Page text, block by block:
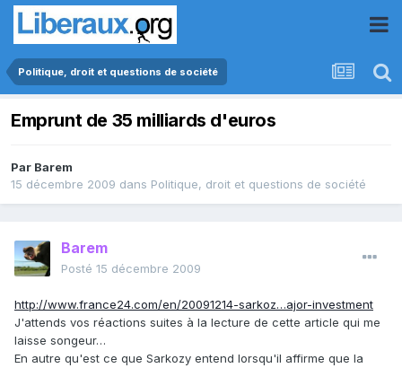
Politique, droit et questions de société
Emprunt de 35 milliards d'euros
Par Barem
15 décembre 2009 dans Politique, droit et questions de société
Barem
Posté 15 décembre 2009
http://www.france24.com/en/20091214-sarkoz…ajor-investment
J'attends vos réactions suites à la lecture de cette article qui me
laisse songeur…
En autre qu'est ce que Sarkozy entend lorsqu'il affirme que la